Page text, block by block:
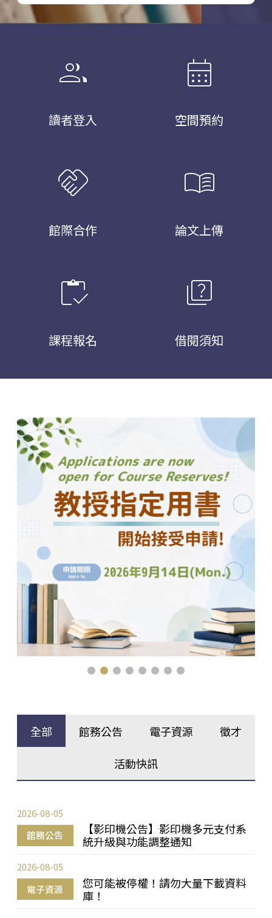
group
讀者登入
calendar_month
空間預約
handshake
館際合作
menu_book
論文上傳
inventory
課程報名
quiz
借閱須知
全部 館務公告 電子資源 徵才
活動快訊
館務公告
【影印機公告】影印機多元支付系
統升級與功能調整通知
2026-08-05
電子資源
您可能被停權！請勿大量下載資料
庫！
2026-08-05